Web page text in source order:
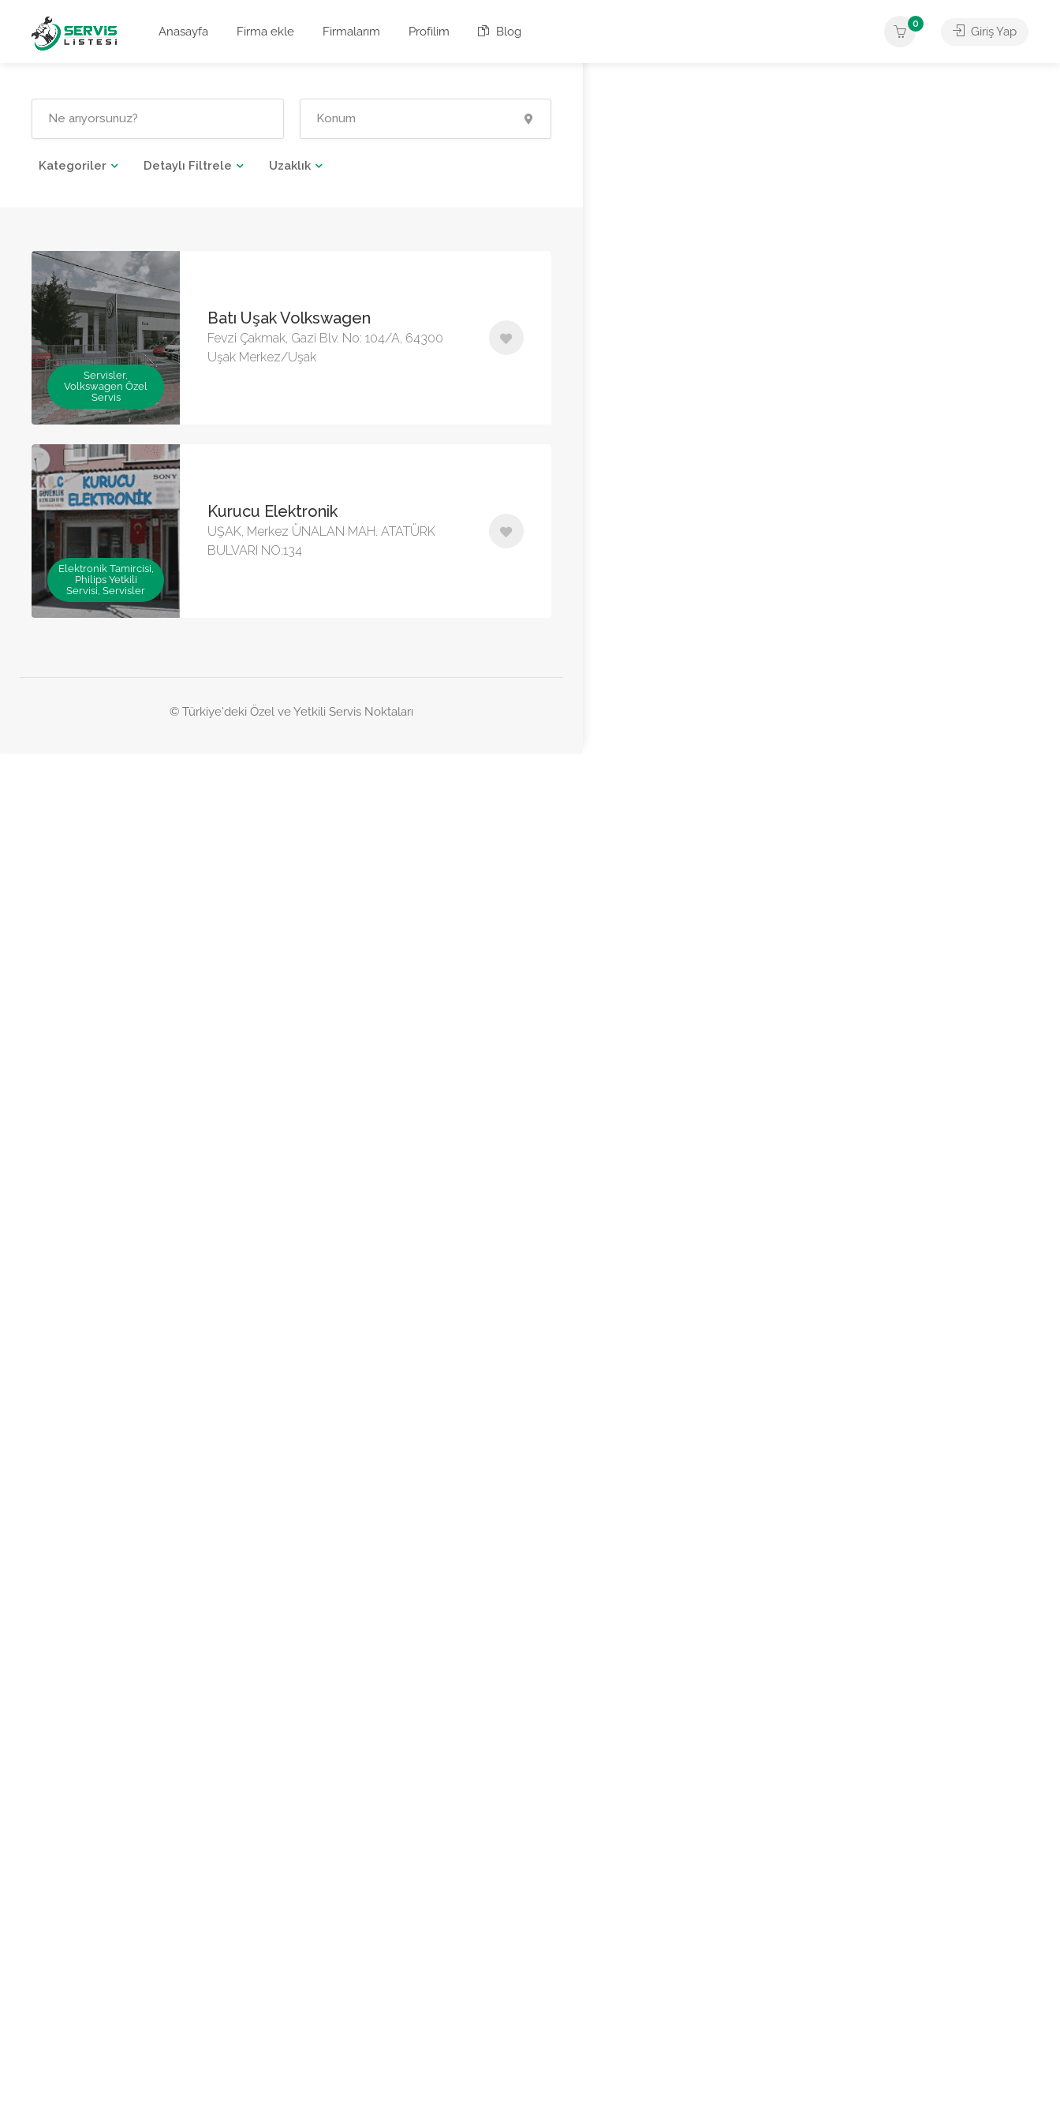
Anasayfa Firma ekle Firmalarım Profilim Blog
0
Giriş Yap
Kategoriler Detaylı Filtrele Uzaklık
Servisler,
Volkswagen Özel
Servis
Batı Uşak Volkswagen
Fevzi Çakmak, Gazi Blv. No: 104/A, 64300
Uşak Merkez/Uşak
Elektronik Tamircisi,
Philips Yetkili
Servisi, Servisler
Kurucu Elektronik
UŞAK, Merkez ÜNALAN MAH. ATATÜRK
BULVARI NO:134
© Türkiye'deki Özel ve Yetkili Servis Noktaları